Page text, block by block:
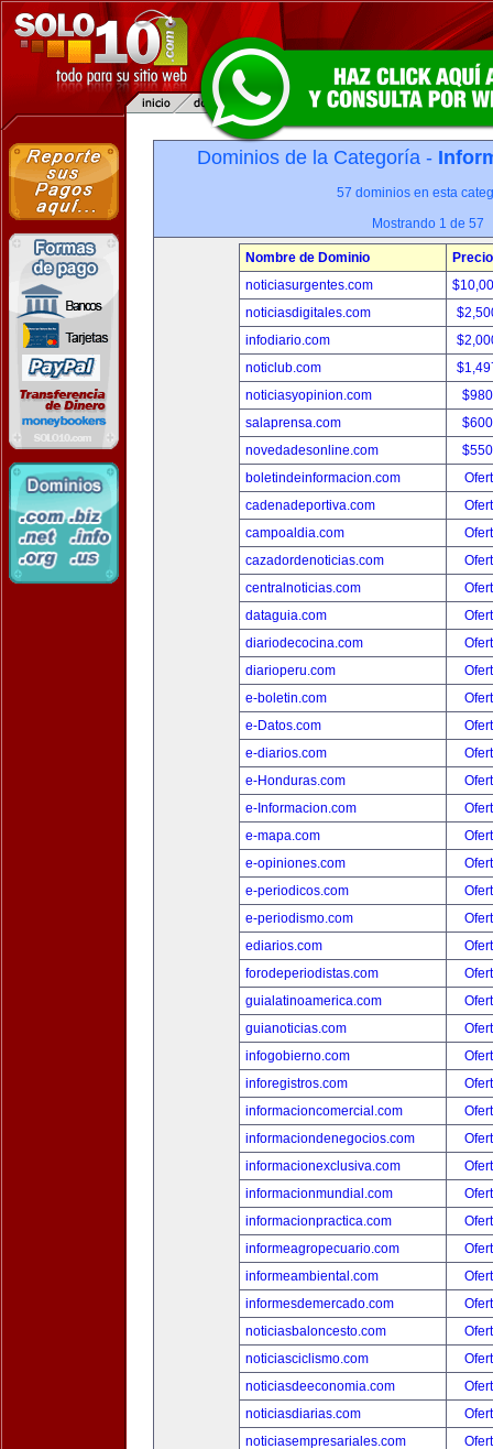
Dominios de la Categoría -
57 dominios en esta
Mostrando 1 de 57
Nombre de Dominio
Precio
noticiasurgentes.com
noticiasdigitales.com
infodiario.com
noticlub.com
noticiasyopinion.com
salaprensa.com
novedadesonline.com
boletindeinformacion.com
cadenadeportiva.com
campoaldia.com
cazadordenoticias.com
centralnoticias.com
dataguia.com
diariodecocina.com
diarioperu.com
e-boletin.com
e-Datos.com
e-diarios.com
e-Honduras.com
e-Informacion.com
e-mapa.com
e-opiniones.com
e-periodicos.com
e-periodismo.com
ediarios.com
forodeperiodistas.com
guialatinoamerica.com
guianoticias.com
infogobierno.com
inforegistros.com
informacioncomercial.com
informaciondenegocios.com
informacionexclusiva.com
informacionmundial.com
informacionpractica.com
informeagropecuario.com
informeambiental.com
informesdemercado.com
noticiasbaloncesto.com
noticiasciclismo.com
noticiasdeeconomia.com
noticiasdiarias.com
noticiasempresariales.com